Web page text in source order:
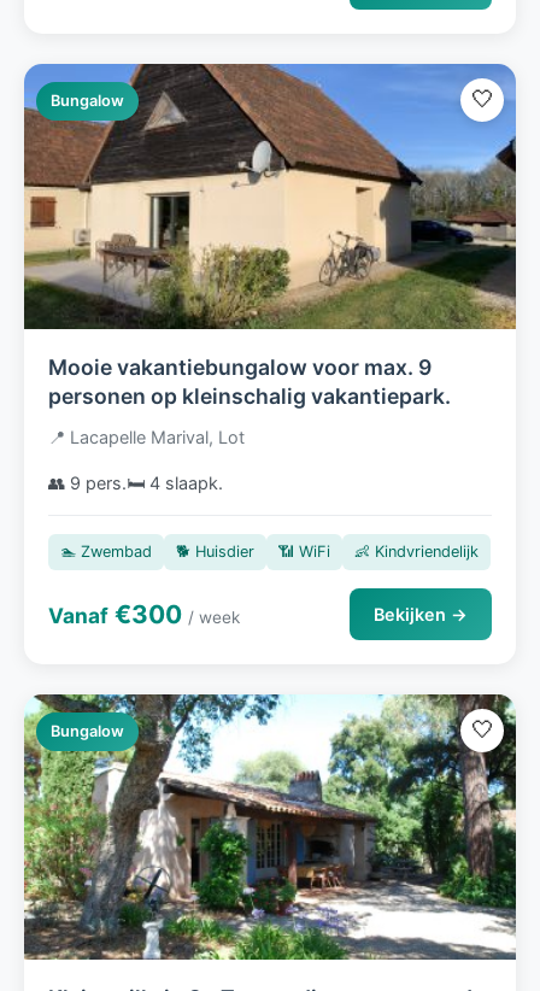
Bungalow 🤍
Mooie vakantiebungalow voor max. 9
personen op kleinschalig vakantiepark.
📍 Lacapelle Marival, Lot
👥 9 pers.🛏️ 4 slaapk.
🏊 Zwembad 🐕 Huisdier 📶 WiFi 👶 Kindvriendelijk
Vanaf €300 / week Bekijken →
Bungalow 🤍